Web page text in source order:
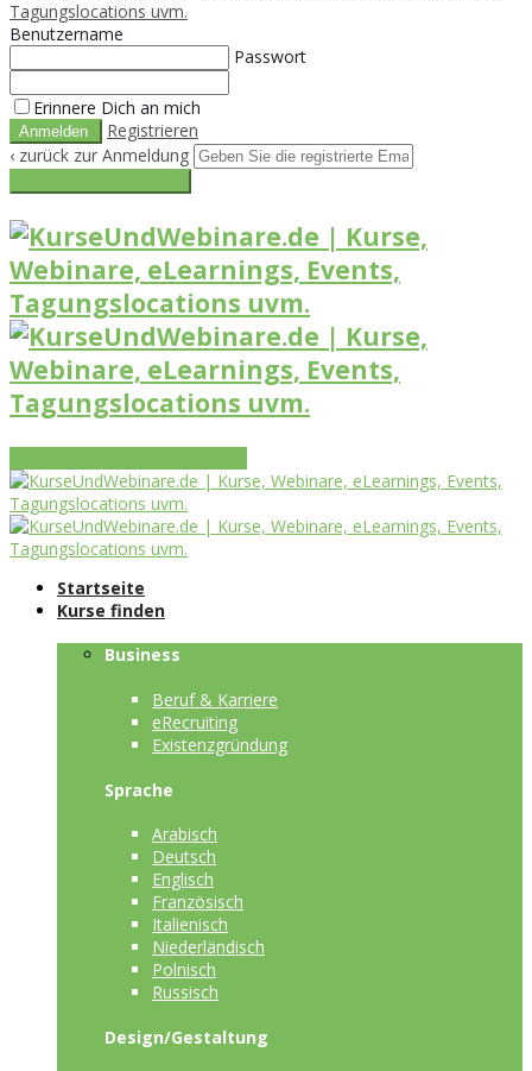
Benutzername
Passwort
Erinnere Dich an mich
Registrieren
‹ zurück zur Anmeldung
Startseite
Kurse finden
Business
Beruf & Karriere
eRecruiting
Existenzgründung
Sprache
Arabisch
Deutsch
Englisch
Französisch
Italienisch
Niederländisch
Polnisch
Russisch
Design/Gestaltung